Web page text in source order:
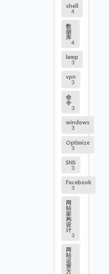
shell
4
数
据
库
4
lamp
3
vpn
3
命
令
3
windows
3
Optimize
3
SNS
3
Facebook
3
网
站
架
构
设
计
3
网
站
运
营
方